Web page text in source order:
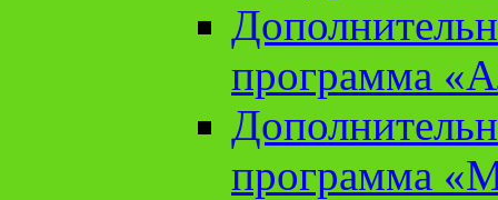
программа
программа